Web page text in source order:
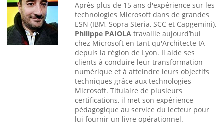
Après plus de 15 ans d'expérience sur les
technologies Microsoft dans de grandes
ESN (IBM, Sopra Steria, SCC et Capgemini),
Philippe PAIOLA travaille aujourd’hui
chez Microsoft en tant qu'Architecte IA
depuis la région de Lyon. Il aide ses
clients à conduire leur transformation
numérique et à atteindre leurs objectifs
techniques grâce aux technologies
Microsoft. Titulaire de plusieurs
certifications, il met son expérience
pédagogique au service du lecteur pour
lui fournir un livre opérationnel.